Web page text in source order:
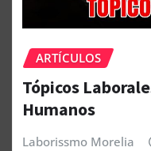
ARTÍCULOS
Tópicos
Humanos
Laborissmo Morelia